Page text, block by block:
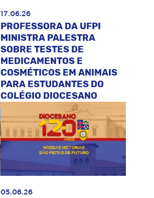
17.06.26
PROFESSORA DA UFPI
MINISTRA PALESTRA
SOBRE TESTES DE
MEDICAMENTOS E
COSMÉTICOS EM ANIMAIS
PARA ESTUDANTES DO
COLÉGIO DIOCESANO
05.06.26